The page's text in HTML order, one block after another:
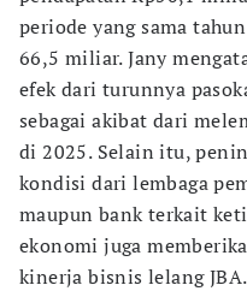
periode yang sama
66,5 miliar. Jany
efek dari turunnya
sebagai akibat dari
di 2025. Selain itu,
kondisi dari lembaga
maupun bank terkait
ekonomi juga
kinerja bisnis lelang JBA.